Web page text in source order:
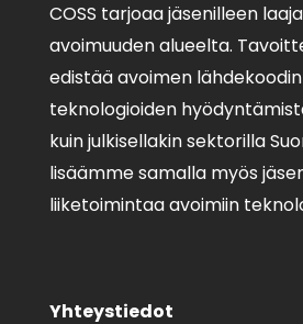
COSS tarjoaa jäsenilleen
avoimuuden alueelta.
edistää avoimen
teknologioiden
kuin julkisellakin sektorilla
lisäämme samalla myös
liiketoimintaa avoimiin
Yhteystiedot